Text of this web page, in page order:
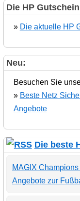
Die HP
» Die aktuelle HP
Neu:
Besuchen Sie
» Beste Netz
Angebote
Die beste
MAGIX
Angebote zur